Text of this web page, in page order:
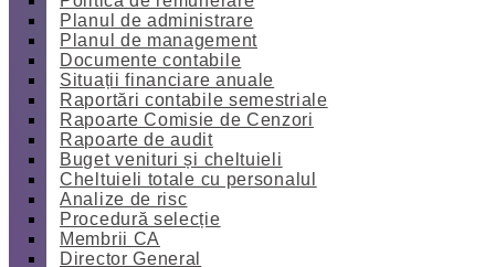
Planul de administrare
Planul de management
Documente contabile
Situații financiare anuale
Raportări contabile semestriale
Rapoarte Comisie de Cenzori
Rapoarte de audit
Buget venituri și cheltuieli
Cheltuieli totale cu personalul
Analize de risc
Procedură selecție
Membrii CA
Director General